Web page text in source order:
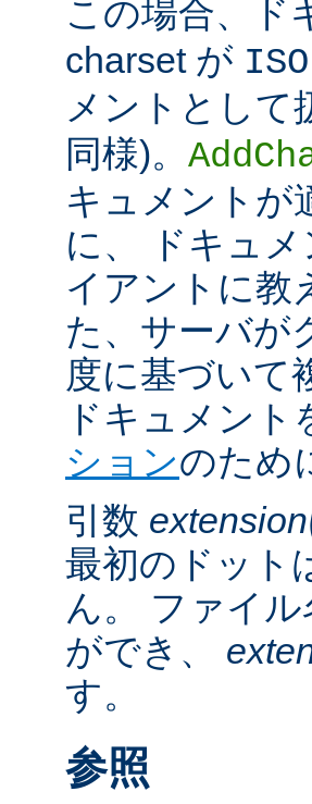
この場合、ド
charset が
メントとして
同様)。
キュメントが
に、 ドキュ
イアントに教
た、サーバが
度に基づいて
ドキュメント
ションのため
引数 extension
最初のドット
ん。 ファイル
ができ、
す。
参照